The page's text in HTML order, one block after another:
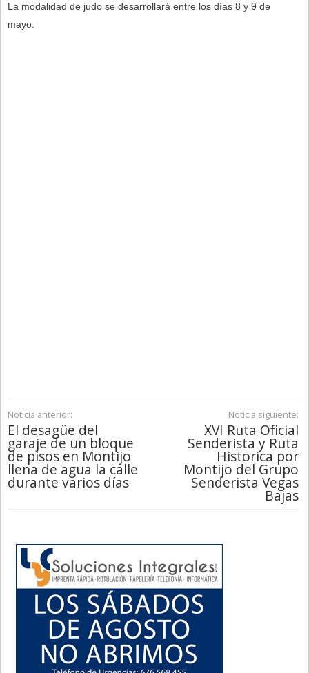
La modalidad de judo se desarrollará entre los días 8 y 9 de
mayo.
Noticia anterior:
El desagüe del
garaje de un bloque
de pisos en Montijo
llena de agua la calle
durante varios días
Noticia siguiente:
XVI Ruta Oficial
Senderista y Ruta
Historica por
Montijo del Grupo
Senderista Vegas
Bajas